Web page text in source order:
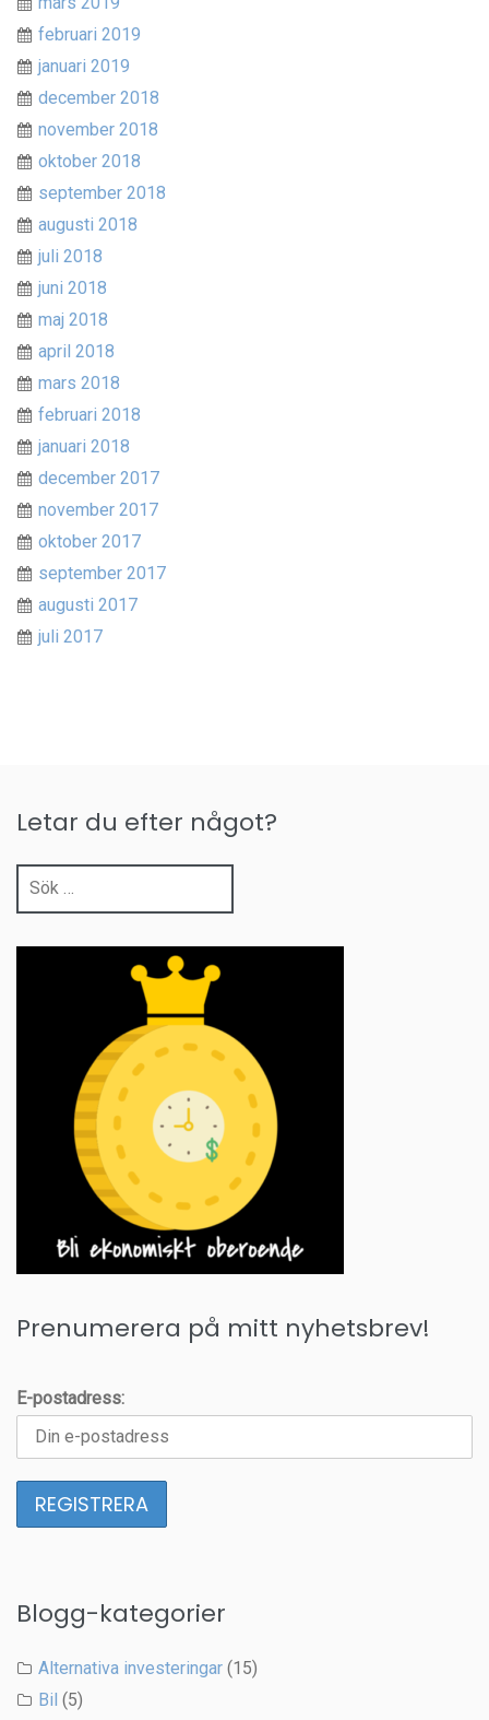
februari 2019
januari 2019
december 2018
november 2018
oktober 2018
september 2018
augusti 2018
juli 2018
juni 2018
maj 2018
april 2018
mars 2018
februari 2018
januari 2018
december 2017
november 2017
oktober 2017
september 2017
augusti 2017
juli 2017
Letar du efter något?
Sök
Prenumerera på mitt nyhetsbrev!
E-postadress:
Blogg-kategorier
Alternativa investeringar (15)
Bil (5)